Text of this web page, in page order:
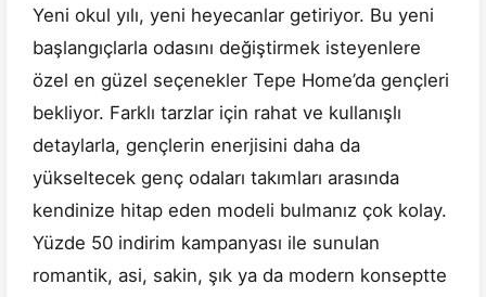
Yeni okul yılı, yeni heyecanlar getiriyor. Bu yeni
başlangıçlarla odasını değiştirmek isteyenlere
özel en güzel seçenekler Tepe Home’da gençleri
bekliyor. Farklı tarzlar için rahat ve kullanışlı
detaylarla, gençlerin enerjisini daha da
yükseltecek genç odaları takımları arasında
kendinize hitap eden modeli bulmanız çok kolay.
Yüzde 50 indirim kampanyası ile sunulan
romantik, asi, sakin, şık ya da modern konseptte